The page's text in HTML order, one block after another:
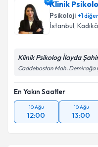
Klinik
Psikoloji +1diğer
İstanbul,
Klinik Psikolog İlayda
Caddebostan Mah. Demirağa
En Yakın Saatler
10 Ağu
12:00
10 Ağu
13:00